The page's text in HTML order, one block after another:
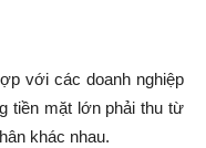
với các doanh nghiệp
tiền mặt lớn phải thu từ
khác nhau.